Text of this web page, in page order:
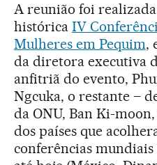
A reunião foi
histórica IV
Mulheres em Pequim,
da diretora executiva
anfitriã do evento,
Ngcuka, o restante –
da ONU, Ban Ki-
dos países que
conferências